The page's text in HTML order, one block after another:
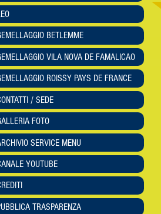
BETLEMME
VILA NOVA DE FAMALICAO
ROISSY PAYS DE FRANCE
/ SEDE
FOTO
SERVICE MENU
YOUTUBE
TRASPARENZA